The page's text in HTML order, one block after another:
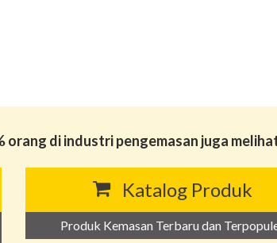
orang di industri pengemasan juga
Katalog Produk
Produk Kemasan Terbaru dan